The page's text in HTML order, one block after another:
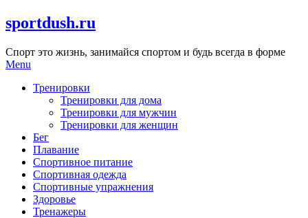
Skip
to
sportdush.ru
Спорт это жизнь, занимайся спортом и будь всегда в форме
Menu
Тренировки
Тренировки для дома
Тренировки для мужчин
Тренировки для женщин
Бег
Плавание
Спортивное питание
Спортивная одежда
Спортивные упражнения
Здоровье
Тренажеры